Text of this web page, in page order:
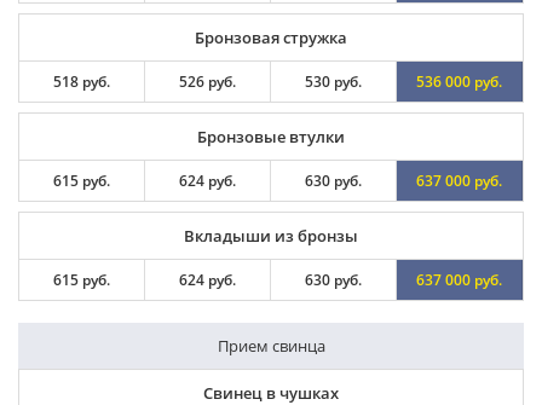
Бронзовая стружка
518 руб. 526 руб. 530 руб. 536 000 руб.
Бронзовые втулки
615 руб. 624 руб. 630 руб. 637 000 руб.
Вкладыши из бронзы
615 руб. 624 руб. 630 руб. 637 000 руб.
Прием свинца
Свинец в чушках